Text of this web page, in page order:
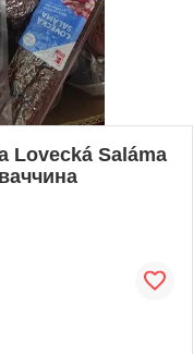
Lovecká Saláma